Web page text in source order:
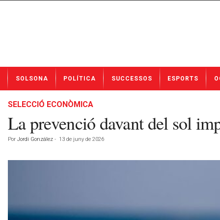
t
SOLSONA POLÍTICA SUCCESSOS ESPORTS
SELECCIÓ ECONÒMICA
La prevenció davant del sol
Por Jordi González - 13 de juny de 2026